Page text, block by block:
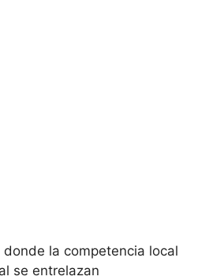
donde la competencia local
se entrelazan